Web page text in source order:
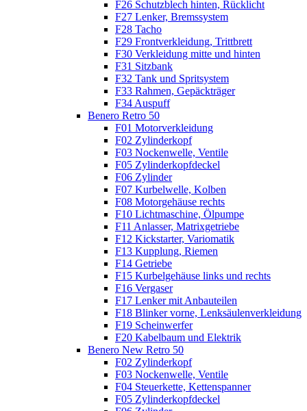
F26 Schutzblech hinten, Rücklicht
F27 Lenker, Bremssystem
F28 Tacho
F29 Frontverkleidung, Trittbrett
F30 Verkleidung mitte und hinten
F31 Sitzbank
F32 Tank und Spritsystem
F33 Rahmen, Gepäckträger
F34 Auspuff
Benero Retro 50
F01 Motorverkleidung
F02 Zylinderkopf
F03 Nockenwelle, Ventile
F05 Zylinderkopfdeckel
F06 Zylinder
F07 Kurbelwelle, Kolben
F08 Motorgehäuse rechts
F10 Lichtmaschine, Ölpumpe
F11 Anlasser, Matrixgetriebe
F12 Kickstarter, Variomatik
F13 Kupplung, Riemen
F14 Getriebe
F15 Kurbelgehäuse links und rechts
F16 Vergaser
F17 Lenker mit Anbauteilen
F18 Blinker vorne, Lenksäulenverkleidung
F19 Scheinwerfer
F20 Kabelbaum und Elektrik
Benero New Retro 50
F02 Zylinderkopf
F03 Nockenwelle, Ventile
F04 Steuerkette, Kettenspanner
F05 Zylinderkopfdeckel